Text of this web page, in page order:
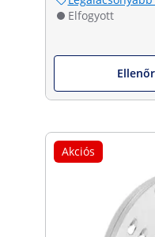
Elfogyott
Akciós